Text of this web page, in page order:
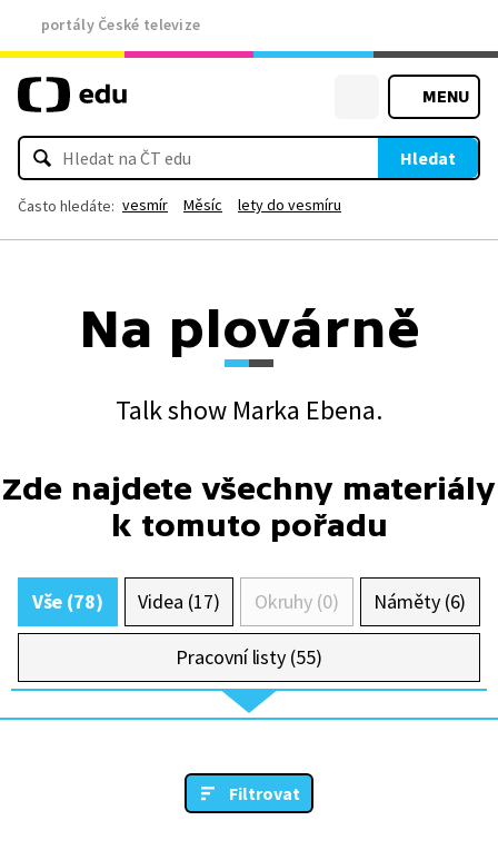
portály České televize
MENU
Hledat
Často hledáte: vesmír Měsíc lety do vesmíru
Na plovárně
Talk show Marka Ebena.
Zde najdete všechny materiály
k tomuto pořadu
Vše (78) Videa (17) Okruhy (0) Náměty (6)
Pracovní listy (55)
Filtrovat